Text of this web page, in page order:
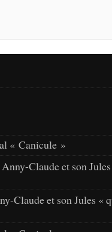
« Canicule »
Claude et son
Claude et son Jules «